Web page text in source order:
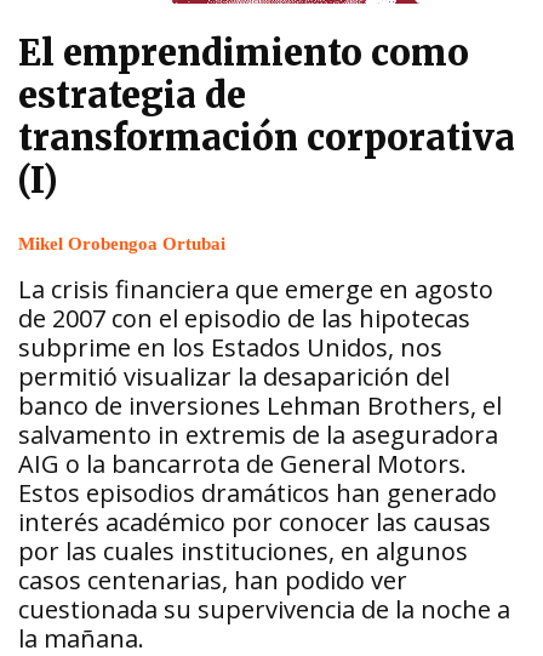
El emprendimiento como
estrategia de
transformación corporativa
(I)
Mikel Orobengoa Ortubai
La crisis financiera que emerge en agosto
de 2007 con el episodio de las hipotecas
subprime en los Estados Unidos, nos
permitió visualizar la desaparición del
banco de inversiones Lehman Brothers, el
salvamento in extremis de la aseguradora
AIG o la bancarrota de General Motors.
Estos episodios dramáticos han generado
interés académico por conocer las causas
por las cuales instituciones, en algunos
casos centenarias, han podido ver
cuestionada su supervivencia de la noche a
la mañana.